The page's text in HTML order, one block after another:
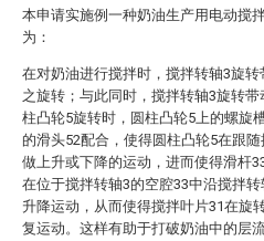
本申请实施例一种奶油生产用电动搅
为：
在对奶油进行搅拌时，搅拌转轴3旋
之旋转；与此同时，搅拌转轴3旋转
柱凸轮5旋转时，圆柱凸轮5上的螺旋
的滑头52配合，使得圆柱凸轮5在跟
做上升或下降的运动，进而使得滑杆
在位于搅拌转轴3的空腔33中沿搅拌
升降运动，从而使得搅拌叶片31在旋
复运动。这样有助于打破奶油中的层